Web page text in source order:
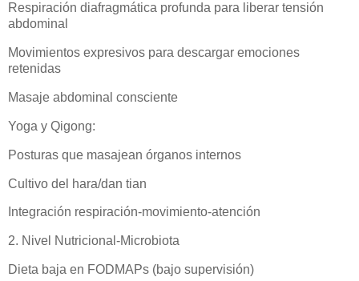
Respiración diafragmática profunda para liberar tensión
abdominal
Movimientos expresivos para descargar emociones
retenidas
Masaje abdominal consciente
Yoga y Qigong:
Posturas que masajean órganos internos
Cultivo del hara/dan tian
Integración respiración-movimiento-atención
2. Nivel Nutricional-Microbiota
Dieta baja en FODMAPs (bajo supervisión)